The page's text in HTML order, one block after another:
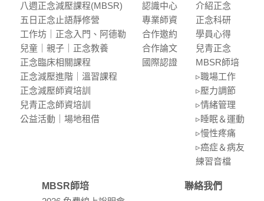
八週正念減壓課程(MBSR)
五⽇正念⽌語靜修營
⼯作坊｜正念入門、阿德勒
兒童｜親⼦｜正念教養
正念臨床相關課程
正念減壓進階｜溫習課程
正念減壓師資培訓
兒青正念師資培訓
公益活動｜場地租借
認識中⼼
專業師資
合作邀約
合作論⽂
國際認證
介紹正念
正念科研
學員⼼得
兒青正念
MBSR師培
▹職場⼯作
▹壓⼒調節
▹情緒管理
▹睡眠＆運動
▹慢性疼痛
▹癌症＆病友
練習⾳檔
MBSR師培
聯絡我們